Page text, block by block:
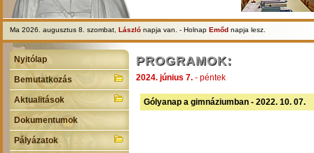
Ma 2026. augusztus 8. szombat, László napja van. - Holnap Emőd napja lesz.
Nyitólap
Bemutatkozás
Aktualitások
Dokumentumok
Pályázatok
PROGRAMOK:
2024. június 7. - péntek
Gólyanap a gimnáziumban - 2022. 10. 07.